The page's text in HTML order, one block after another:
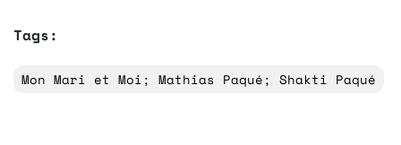
Tags:
Mon Mari et Moi; Mathias Paqué; Shakti Paqué